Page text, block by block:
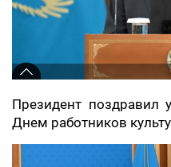
Президент поздравил
Днем работников